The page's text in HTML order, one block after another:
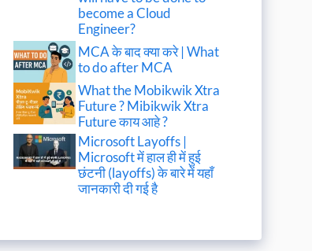
become a Cloud
Engineer?
MCA के बाद क्या करे | What
to do after MCA
What the Mobikwik Xtra
Future ? Mibikwik Xtra
Future काय आहे ?
Microsoft Layoffs |
Microsoft में हाल ही में हुई
छंटनी (layoffs) के बारे में यहाँ
जानकारी दी गई है